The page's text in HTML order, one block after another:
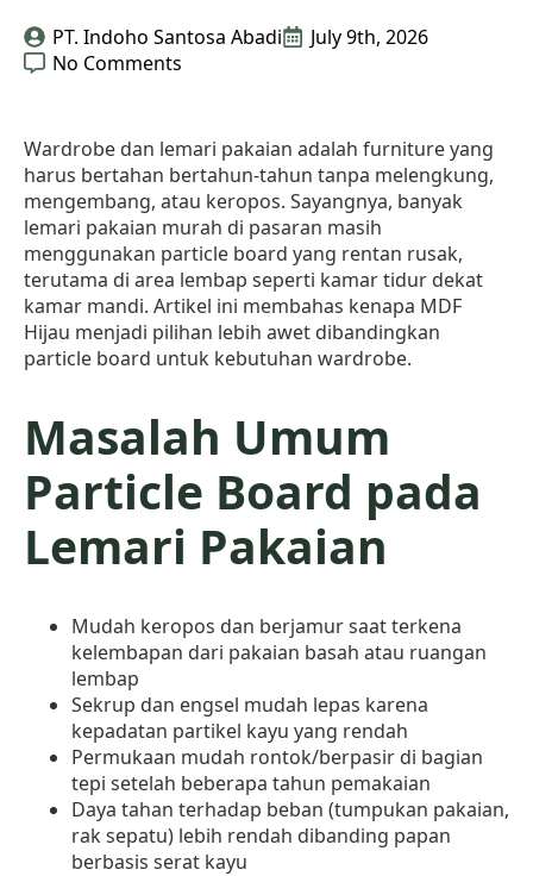
PT. Indoho Santosa Abadi
July 9th, 2026
No Comments
Wardrobe dan lemari pakaian adalah furniture yang
harus bertahan bertahun-tahun tanpa melengkung,
mengembang, atau keropos. Sayangnya, banyak
lemari pakaian murah di pasaran masih
menggunakan particle board yang rentan rusak,
terutama di area lembap seperti kamar tidur dekat
kamar mandi. Artikel ini membahas kenapa MDF
Hijau menjadi pilihan lebih awet dibandingkan
particle board untuk kebutuhan wardrobe.
Masalah Umum
Particle Board pada
Lemari Pakaian
Mudah keropos dan berjamur saat terkena
kelembapan dari pakaian basah atau ruangan
lembap
Sekrup dan engsel mudah lepas karena
kepadatan partikel kayu yang rendah
Permukaan mudah rontok/berpasir di bagian
tepi setelah beberapa tahun pemakaian
Daya tahan terhadap beban (tumpukan pakaian,
rak sepatu) lebih rendah dibanding papan
berbasis serat kayu